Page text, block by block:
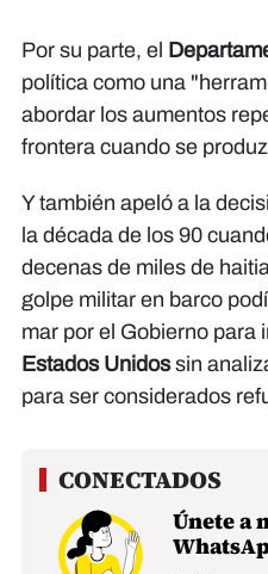
Por su parte, el
política como una
abordar los aumentos
frontera cuando se
Y también apeló a la
la década de los 90
decenas de miles de
golpe militar en barco
mar por el Gobierno para
Estados Unidossin
para ser considerados
Únete a